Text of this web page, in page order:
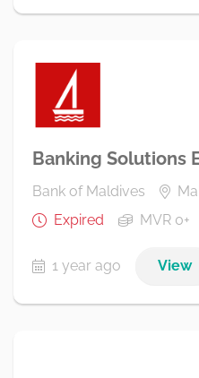
Banking Solutions
Bank of Maldives
Expired
MVR 0+
1 year ago View